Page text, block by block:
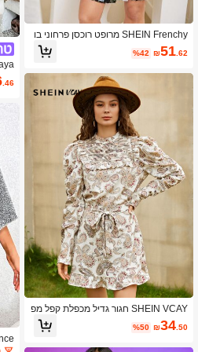
SHEIN Frenchy מרופט רוכסן פרחוני בו
הו שמלה
₪51.62
%42
SHEIN VCAY חגור גדיל מכפלת קפל מפ
וצל רוכסן פייזלי בוהו שמלה
₪34.50
%50
.46